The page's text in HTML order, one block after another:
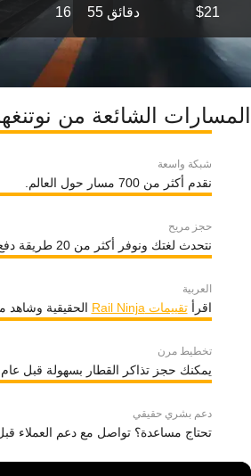
16 55 دقائق $21
المسارات الشائعة من
شبكة واسعة
نقدم أكثر من 700 مسار حول العالم.
حجز مريح
نتحدث لغتك ونوفر أكثر من 20 طريقة دفع.
العربية
اقرأتقييمات Rail Ninja الحقيقية وشاهد
تخطيط مرن
يمكنك حجز تذاكر القطار بسهولة قبل
دعم بشري حقيقي
تحتاج مساعدة؟ تواصل مع دعم العملاء قبل